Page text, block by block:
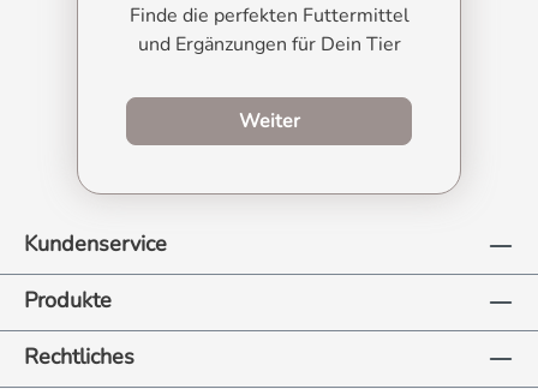
Finde die perfekten Futtermittel
und Ergänzungen für Dein Tier
Weiterzum Produktberater
Kundenservice
Produkte
Rechtliches